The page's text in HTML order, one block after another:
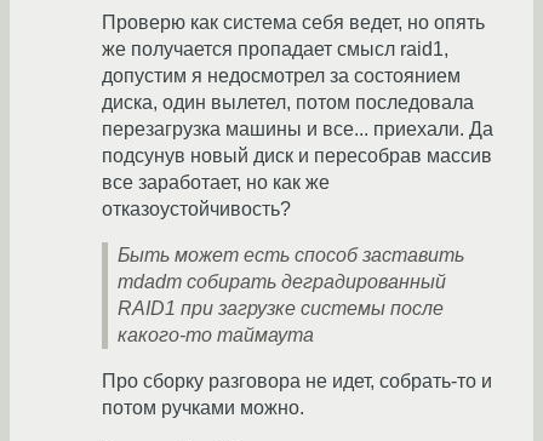
Проверю как система себя ведет, но опять
же получается пропадает смысл raid1,
допустим я недосмотрел за состоянием
диска, один вылетел, потом последовала
перезагрузка машины и все... приехали. Да
подсунув новый диск и пересобрав массив
все заработает, но как же
отказоустойчивость?
Быть может есть способ заставить
mdadm собирать деградированный
RAID1 при загрузке системы после
какого-то таймаута
Про сборку разговора не идет, собрать-то и
потом ручками можно.